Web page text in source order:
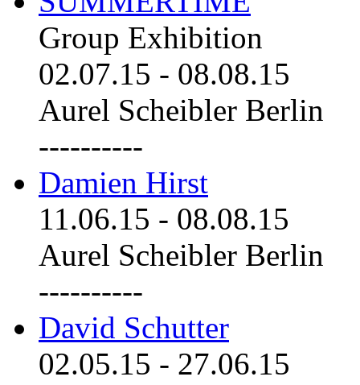
Group Exhibition
02.07.15 - 08.08.15
Aurel Scheibler Berlin
----------
Damien Hirst
11.06.15 - 08.08.15
Aurel Scheibler Berlin
----------
David Schutter
02.05.15 - 27.06.15